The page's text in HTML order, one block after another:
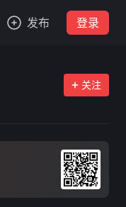
发布 登录
关注